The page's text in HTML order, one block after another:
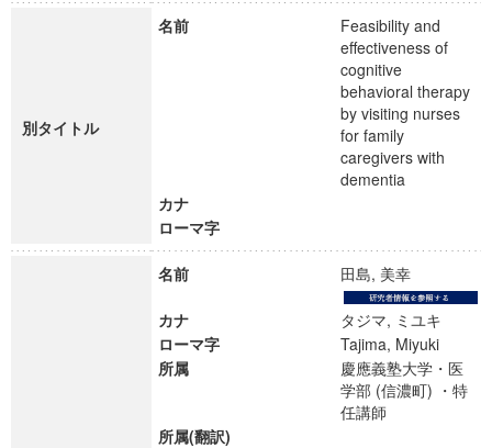
別タイトル
名前
Feasibility and
effectiveness of
cognitive
behavioral therapy
by visiting nurses
for family
caregivers with
dementia
カナ
ローマ字
名前 田島, 美幸
カナ
タジマ, ミユキ
ローマ字
Tajima, Miyuki
所属
慶應義塾大学・医
学部 (信濃町) ・特
任講師
所属(翻訳)